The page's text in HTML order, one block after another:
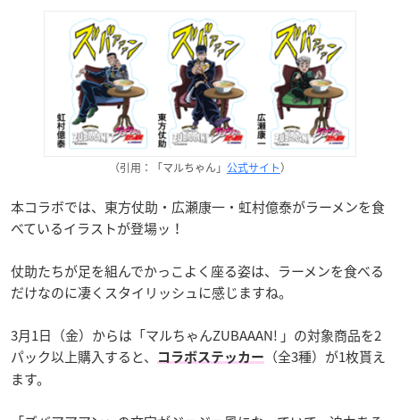
（引用：「マルちゃん」 公式サイト）
本コラボでは、東方仗助・広瀬康一・虹村億泰がラーメンを食
べているイラストが登場ッ！
仗助たちが足を組んでかっこよく座る姿は、ラーメンを食べる
だけなのに凄くスタイリッシュに感じますね。
3月1日（金）からは「マルちゃんZUBAAAN! 」の対象商品を2
パック以上購入すると、
コラボステッカー
（全3種）が1枚貰え
ます。